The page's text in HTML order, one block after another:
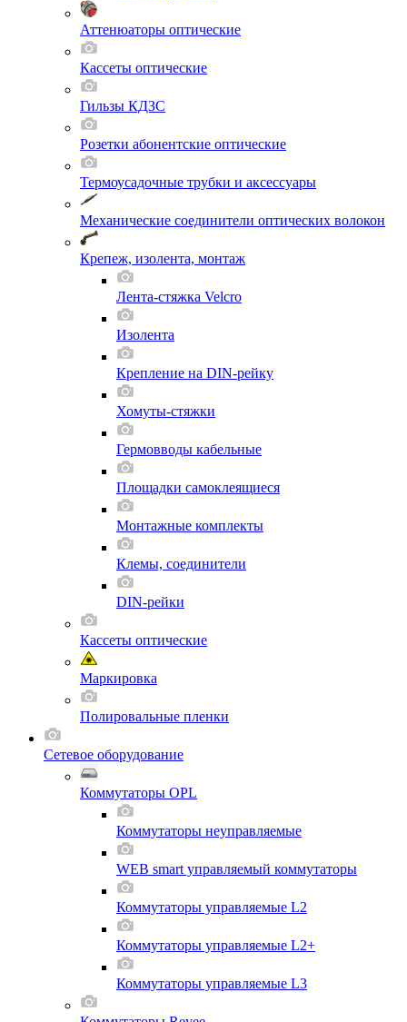
Аттенюаторы оптические
Кассеты оптические
Гильзы КДЗС
Розетки абонентские оптические
Термоусадочные трубки и аксессуары
Механические соединители оптических волокон
Крепеж, изолента, монтаж
Лента-стяжка Velcro
Изолента
Крепление на DIN-рейку
Хомуты-стяжки
Гермовводы кабельные
Площадки самоклеящиеся
Монтажные комплекты
Клемы, соединители
DIN-рейки
Кассеты оптические
Маркировка
Полировальные пленки
Сетевое оборудование
Коммутаторы OPL
Коммутаторы неуправляемые
WEB smart управляемый коммутаторы
Коммутаторы управляемые L2
Коммутаторы управляемые L2+
Коммутаторы управляемые L3